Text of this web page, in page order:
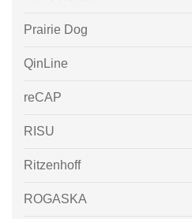
Prairie Dog
QinLine
reCAP
RISU
Ritzenhoff
ROGASKA